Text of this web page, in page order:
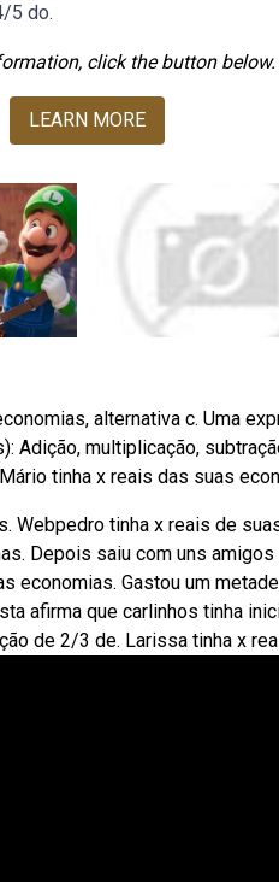
5 do.
click the button below.
LEARN MORE
alternativa c. Uma
multiplicação,
tinha x reais das suas
Webpedro tinha x reais de
Depois saiu com uns
economias. Gastou um
afirma que carlinhos tinha
de 2/3 de. Larissa tinha x